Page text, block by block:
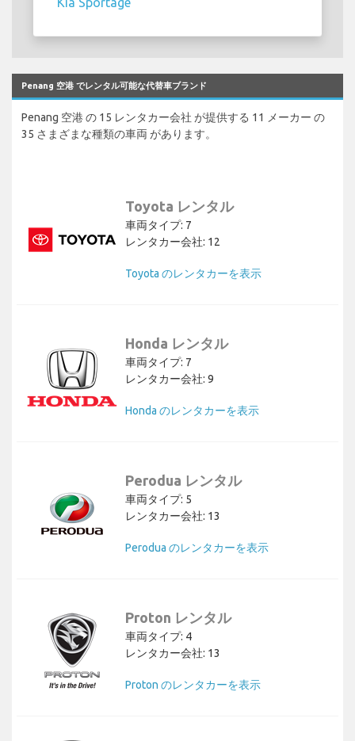
Penang 空港 でレンタル可能な代替車ブランド
Penang 空港 の 15 レンタカー会社 が提供する 11 メーカー の
35 さまざまな種類の車両 があります。
Toyota レンタル
車両タイプ: 7
レンタカー会社: 12
Toyota のレンタカーを表示
Honda レンタル
車両タイプ: 7
レンタカー会社: 9
Honda のレンタカーを表示
Perodua レンタル
車両タイプ: 5
レンタカー会社: 13
Perodua のレンタカーを表示
Proton レンタル
車両タイプ: 4
レンタカー会社: 13
Proton のレンタカーを表示